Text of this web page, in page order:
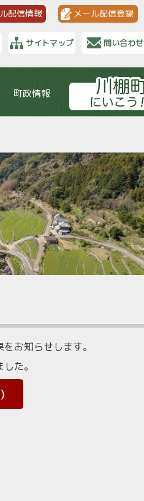
配信情報 メール配信登録
サイトマップ 問い合わせ
町政情報
お知らせします。
た。